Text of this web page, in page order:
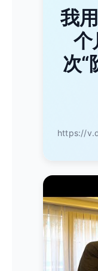
我
个
次“
https://